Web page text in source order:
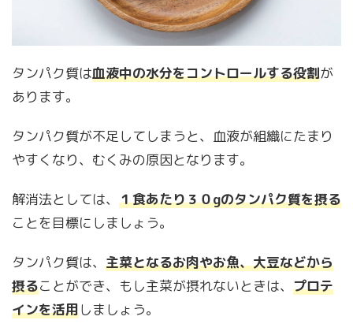
タンパク質は血液中の水分をコントロールする役割が
あります。
タンパク質が不足してしまうと、血液が組織にたまり
やすくなり、むくみの原因となります。
解消法としては、 １食あたり３０gのタンパク質を摂る
ことを目標にしましょう。
タンパク質は、 主菜となるお肉やお魚、大豆などから
摂ることができ、もし主菜が摂れないときは、 プロテ
インを活用しましょう。